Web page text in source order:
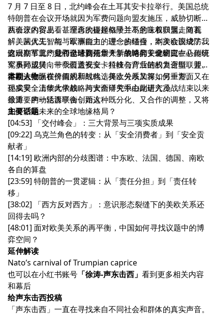
7 月 7 日至 8 日，北约峰会在土耳其安卡拉举行。美国总统
特朗普在会议开场就因为军费问题向盟友施压，威胁切断与
西班牙的贸易，甚至再次提起格陵兰岛的主权归属。随着
「美国优先」与「欧洲自主」理念的碰撞，本次会议成了我
们观察「北约是否已经脑死亡？」争论的关键窗口。
从会议内容上看，理念的碰撞似乎并不意味着联盟走向瓦
解。从人工智能与军事能力的进一步结合，到美欧围绕防务
支出、军工产业和全球责任展开新的博弈，北约正在从传统
军事同盟转向一个覆盖安全、科技与产业链的复合型联盟。
美欧一方面在价值观和战略选择上分歧加深，另一方面又在
现实安全上彼此依赖。跨大西洋关系由此进入冷战结束以来
最重要的一轮再平衡，而这种既分化、又合作的调整，又将
如何影响未来的全球地缘格局？
这一期节目，我们邀请到清华大学战略与安全研究中心副研
究员孙成昊，带我们透视安卡拉峰会背后的权力逻辑，并探
讨在这个纵横捭阖的新时代，美欧关系又将如何重塑。
本期人物
孙成昊，清华大学战略与安全研究中心副研究员
徐涛，声动活泼联合创始人
主要话题
[04:53] 「交付峰会」：三大背景与三项实质成果
[09:22] 乌克兰角色的转变：从「安全消费者」到「安全贡
献者」
[14:19] 欧洲内部的分歧图谱：中东欧、法国、德国、南欧
各自的算盘
[23:59] 特朗普的一贯逻辑：从「责任分担」到「责任转
移」
[38:02] 「西方反对西方」：意识形态裂缝下的美欧关系还
回得去吗？
[48:01] 面对欧美关系的再平衡，中国如何寻找议题中的博
弈空间？
延伸解读
Nato’s carnival of Trumpian caprice
也可以在小红书账号 「徐涛-声东击西」 看到更多相关内容
和幕后
给声东击西投稿
「声东击西」一直在寻找来自不同社会和群体的真实声音。